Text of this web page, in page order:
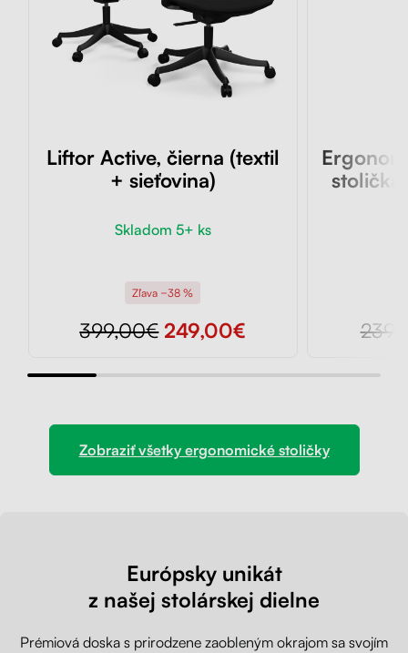
Liftor Active, čierna (textil
+ sieťovina)
Skladom 5+ ks
Zľava −38 %
399,00€249,00€
stolička
Zobraziť všetky ergonomické stoličky
Európsky unikát
z našej stolárskej dielne
Prémiová doska s prirodzene zaobleným okrajom sa svojím